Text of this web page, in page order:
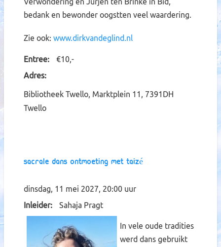
bedank en bewonder oogstten veel waardering.
Zie ook: www.dirkvandeglind.nl
Entree
€10,-
Adres
Bibliotheek Twello, Marktplein 11, 7391DH
Twello
Sacrale dans ontmoeting met Taizé
dinsdag, 11 mei 2027, 20:00 uur
Inleider
Sahaja Pragt
In vele oude tradities
werd dans gebruikt